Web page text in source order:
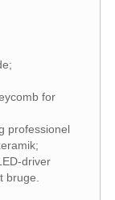
for
professionel
driver
bruge.